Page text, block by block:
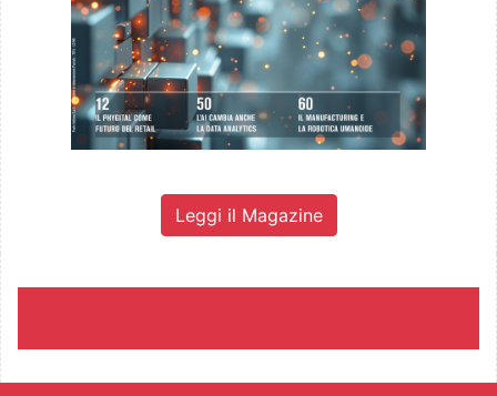
Leggi il Magazine